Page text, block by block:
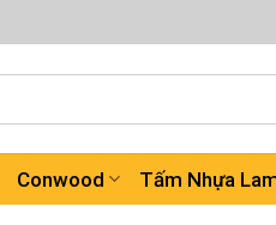
Conwood Tấm Nhựa